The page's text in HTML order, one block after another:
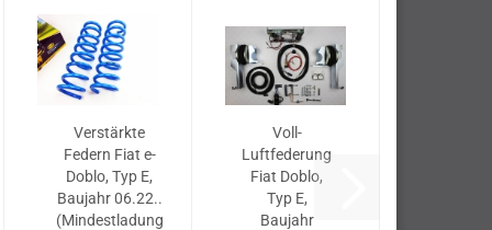
Verstärkte
Federn Fiat e-
Doblo, Typ E,
Baujahr 06.22..
(Mindestladung
Voll-
Luftfederung
Fiat Doblo,
Typ E,
Baujahr